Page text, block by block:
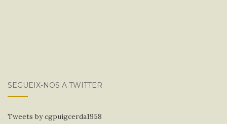
SEGUEIX-NOS A TWITTER
Tweets by cgpuigcerda1958